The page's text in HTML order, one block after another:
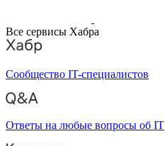
Все сервисы Хабра
Сообщество IT-специалистов
Ответы на любые вопросы об IT